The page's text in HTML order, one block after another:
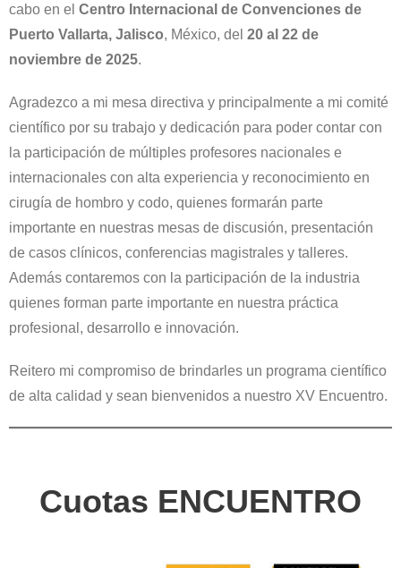
cabo en el Centro Internacional de Convenciones de
Puerto Vallarta, Jalisco, México, del 20 al 22 de
noviembre de 2025.
Agradezco a mi mesa directiva y principalmente a mi comité
científico por su trabajo y dedicación para poder contar con
la participación de múltiples profesores nacionales e
internacionales con alta experiencia y reconocimiento en
cirugía de hombro y codo, quienes formarán parte
importante en nuestras mesas de discusión, presentación
de casos clínicos, conferencias magistrales y talleres.
Además contaremos con la participación de la industria
quienes forman parte importante en nuestra práctica
profesional, desarrollo e innovación.
Reitero mi compromiso de brindarles un programa científico
de alta calidad y sean bienvenidos a nuestro XV Encuentro.
Cuotas ENCUENTRO